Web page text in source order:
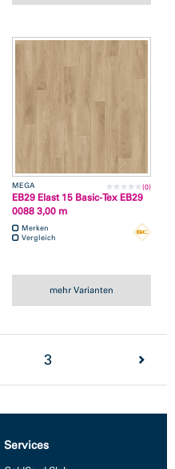
MEGA (0)
EB29 Elast 15 Basic-Tex EB29
0088 3,00 m
Merken
Vergleich
mehr Varianten
3
Services